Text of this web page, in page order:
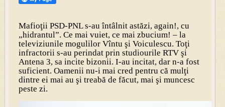
Mafioţii PSD-PNL s-au întâlnit astăzi, again!, cu
„hidrantul”. Ce mai vuiet, ce mai zbucium! – la
televiziunile mogulilor Vîntu şi Voiculescu. Toţi
infractorii s-au perindat prin studiourile RTV şi
Antena 3, sa incite bizonii. I-au incitat, dar n-a fost
suficient. Oamenii nu-i mai cred pentru că mulţi
dintre ei mai au şi treabă de făcut, mai şi muncesc
peste zi.